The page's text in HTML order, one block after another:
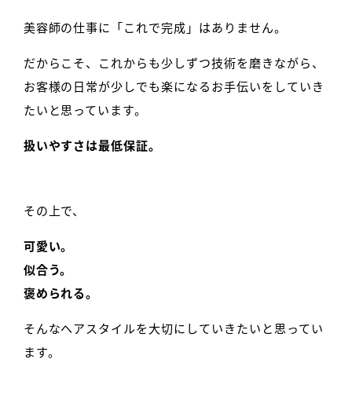
美容師の仕事に「これで完成」はありません。
だからこそ、これからも少しずつ技術を磨きながら、
お客様の日常が少しでも楽になるお手伝いをしていき
たいと思っています。
扱いやすさは最低保証。
その上で、
可愛い。
似合う。
褒められる。
そんなヘアスタイルを大切にしていきたいと思ってい
ます。